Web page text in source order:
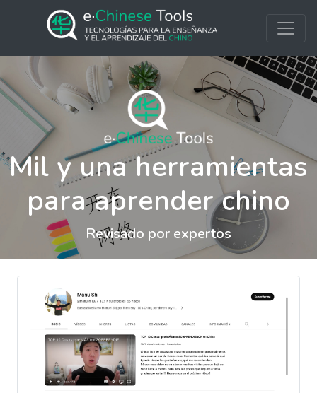
Mil y una herramientas
para aprender chino
Revisado por expertos